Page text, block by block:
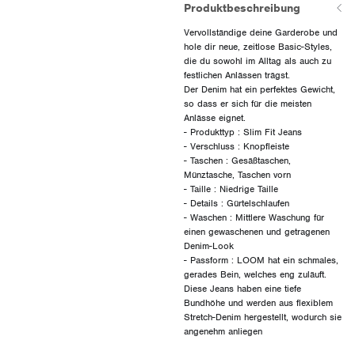
Produktbeschreibung
Vervollständige deine Garderobe und
hole dir neue, zeitlose Basic-Styles,
die du sowohl im Alltag als auch zu
festlichen Anlässen trägst.
Der Denim hat ein perfektes Gewicht,
so dass er sich für die meisten
Anlässe eignet.
- Produkttyp : Slim Fit Jeans
- Verschluss : Knopfleiste
- Taschen : Gesäßtaschen,
Münztasche, Taschen vorn
- Taille : Niedrige Taille
- Details : Gürtelschlaufen
- Waschen : Mittlere Waschung für
einen gewaschenen und getragenen
Denim-Look
- Passform : LOOM hat ein schmales,
gerades Bein, welches eng zuläuft.
Diese Jeans haben eine tiefe
Bundhöhe und werden aus flexiblem
Stretch-Denim hergestellt, wodurch sie
angenehm anliegen